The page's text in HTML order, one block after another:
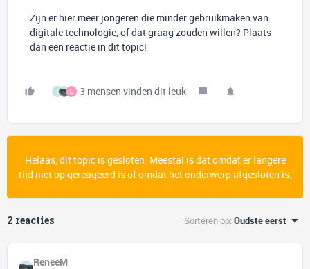
Zijn er hier meer jongeren die minder gebruikmaken van
digitale technologie, of dat graag zouden willen? Plaats
dan een reactie in dit topic!
I L 3 mensen vinden dit leuk
Helaas, dit topic is gesloten. Meestal is dat omdat er langere
tijd niet op gereageerd is of omdat het onderwerp afgesloten is.
2 reacties Sorteren op:Oudste eerst
ReneeM